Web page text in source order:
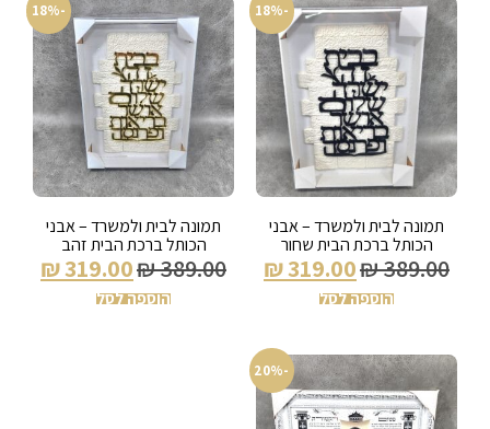
-18%
תמונה לבית ולמשרד – אבני
הכותל ברכת הבית שחור
₪389.00
₪319.00
הוספה לסל
-18%
תמונה לבית ולמשרד – אבני
הכותל ברכת הבית זהב
₪389.00
₪319.00
הוספה לסל
-20%